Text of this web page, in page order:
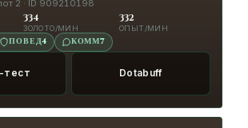
2 · ID 909210198
334
ЗОЛОТО/МИН
332
ОПЫТ/МИН
ПОВЕД4 КОММ7
тест Dotabuff